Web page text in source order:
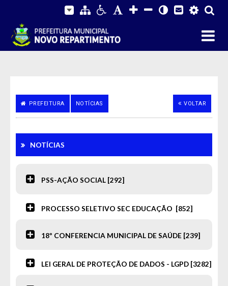
PREFEITURA NOTÍCIAS VOLTAR
NOTÍCIAS
PSS-AÇÃO SOCIAL [292]
PROCESSO SELETIVO SEC EDUCAÇÃO [852]
18º CONFERENCIA MUNICIPAL DE SAÚDE [239]
LEI GERAL DE PROTEÇÃO DE DADOS - LGPD [3282]